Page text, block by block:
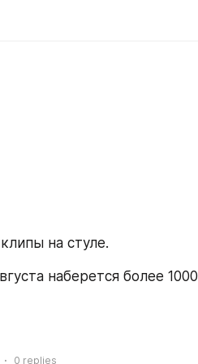
на стуле.
наберется более 1000
0 replies